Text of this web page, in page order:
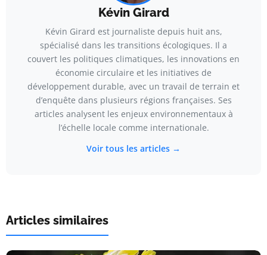
Kévin Girard
Kévin Girard est journaliste depuis huit ans,
spécialisé dans les transitions écologiques. Il a
couvert les politiques climatiques, les innovations en
économie circulaire et les initiatives de
développement durable, avec un travail de terrain et
d’enquête dans plusieurs régions françaises. Ses
articles analysent les enjeux environnementaux à
l’échelle locale comme internationale.
Voir tous les articles →
Articles similaires